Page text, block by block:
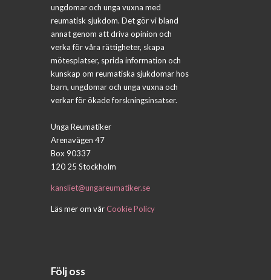
ungdomar och unga vuxna med
reumatisk sjukdom. Det gör vi bland
annat genom att driva opinion och
verka för våra rättigheter, skapa
mötesplatser, sprida information och
kunskap om reumatiska sjukdomar hos
barn, ungdomar och unga vuxna och
verkar för ökade forskningsinsatser.
Unga Reumatiker
Arenavägen 47
Box 90337
120 25 Stockholm
kansliet@ungareumatiker.se
Läs mer om vårCookie Policy
Följ oss